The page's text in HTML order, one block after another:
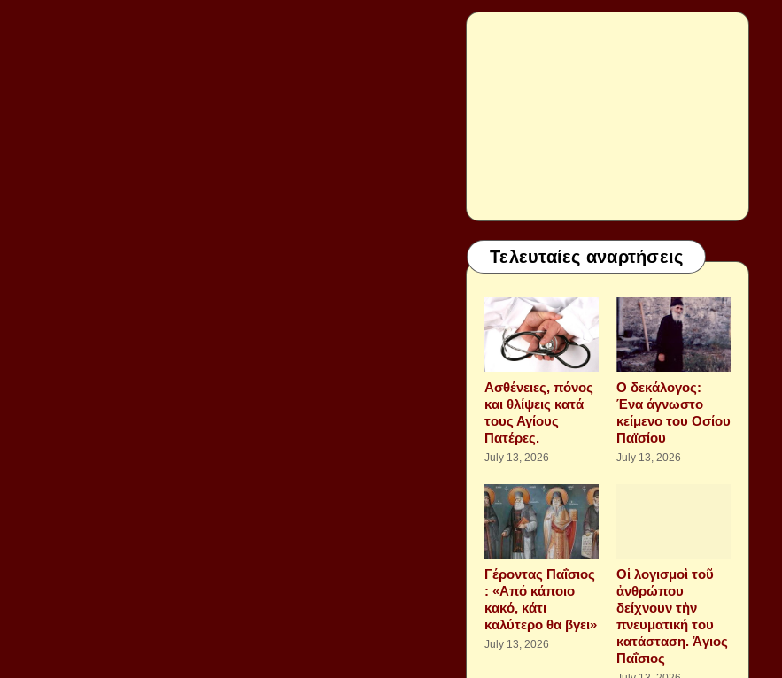
Τελευταίες αναρτήσεις
Aσθένειες, πόνος
και θλίψεις κατά
τους Αγίους
Πατέρες.
July 13, 2026
Ο δεκάλογος:
Ένα άγνωστο
κείμενο του Οσίου
Παϊσίου
July 13, 2026
Γέροντας Παΐσιος
: «Από κάποιο
κακό, κάτι
καλύτερο θα βγει»
July 13, 2026
Οἱ λογισμοὶ τοῦ
ἀνθρώπου
δείχνουν τὴν
πνευματική του
κατάσταση. Ἁγιος
Παΐσιος